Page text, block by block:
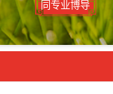
同专业博导